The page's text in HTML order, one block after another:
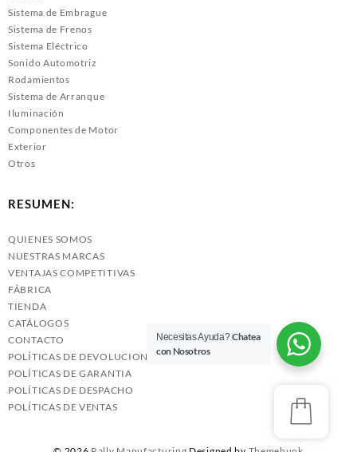
Sistema de Embrague
Sistema de Frenos
Sistema Eléctrico
Sonido Automotriz
Rodamientos
Sistema de Arranque
Iluminación
Componentes de Motor
Exterior
Otros
RESUMEN:
QUIENES SOMOS
NUESTRAS MARCAS
VENTAJAS COMPETITIVAS
FÁBRICA
TIENDA
CATÁLOGOS
CONTACTO
POLÍTICAS DE DEVOLUCIONES
POLÍTICAS DE GARANTIA
POLÍTICAS DE DESPACHO
POLÍTICAS DE VENTAS
Necesitas Ayuda?Chatea
con Nosotros